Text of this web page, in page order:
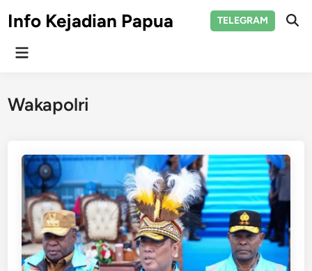
toInfo Kejadian Papua TELEGRAM
Main
Wakapolri